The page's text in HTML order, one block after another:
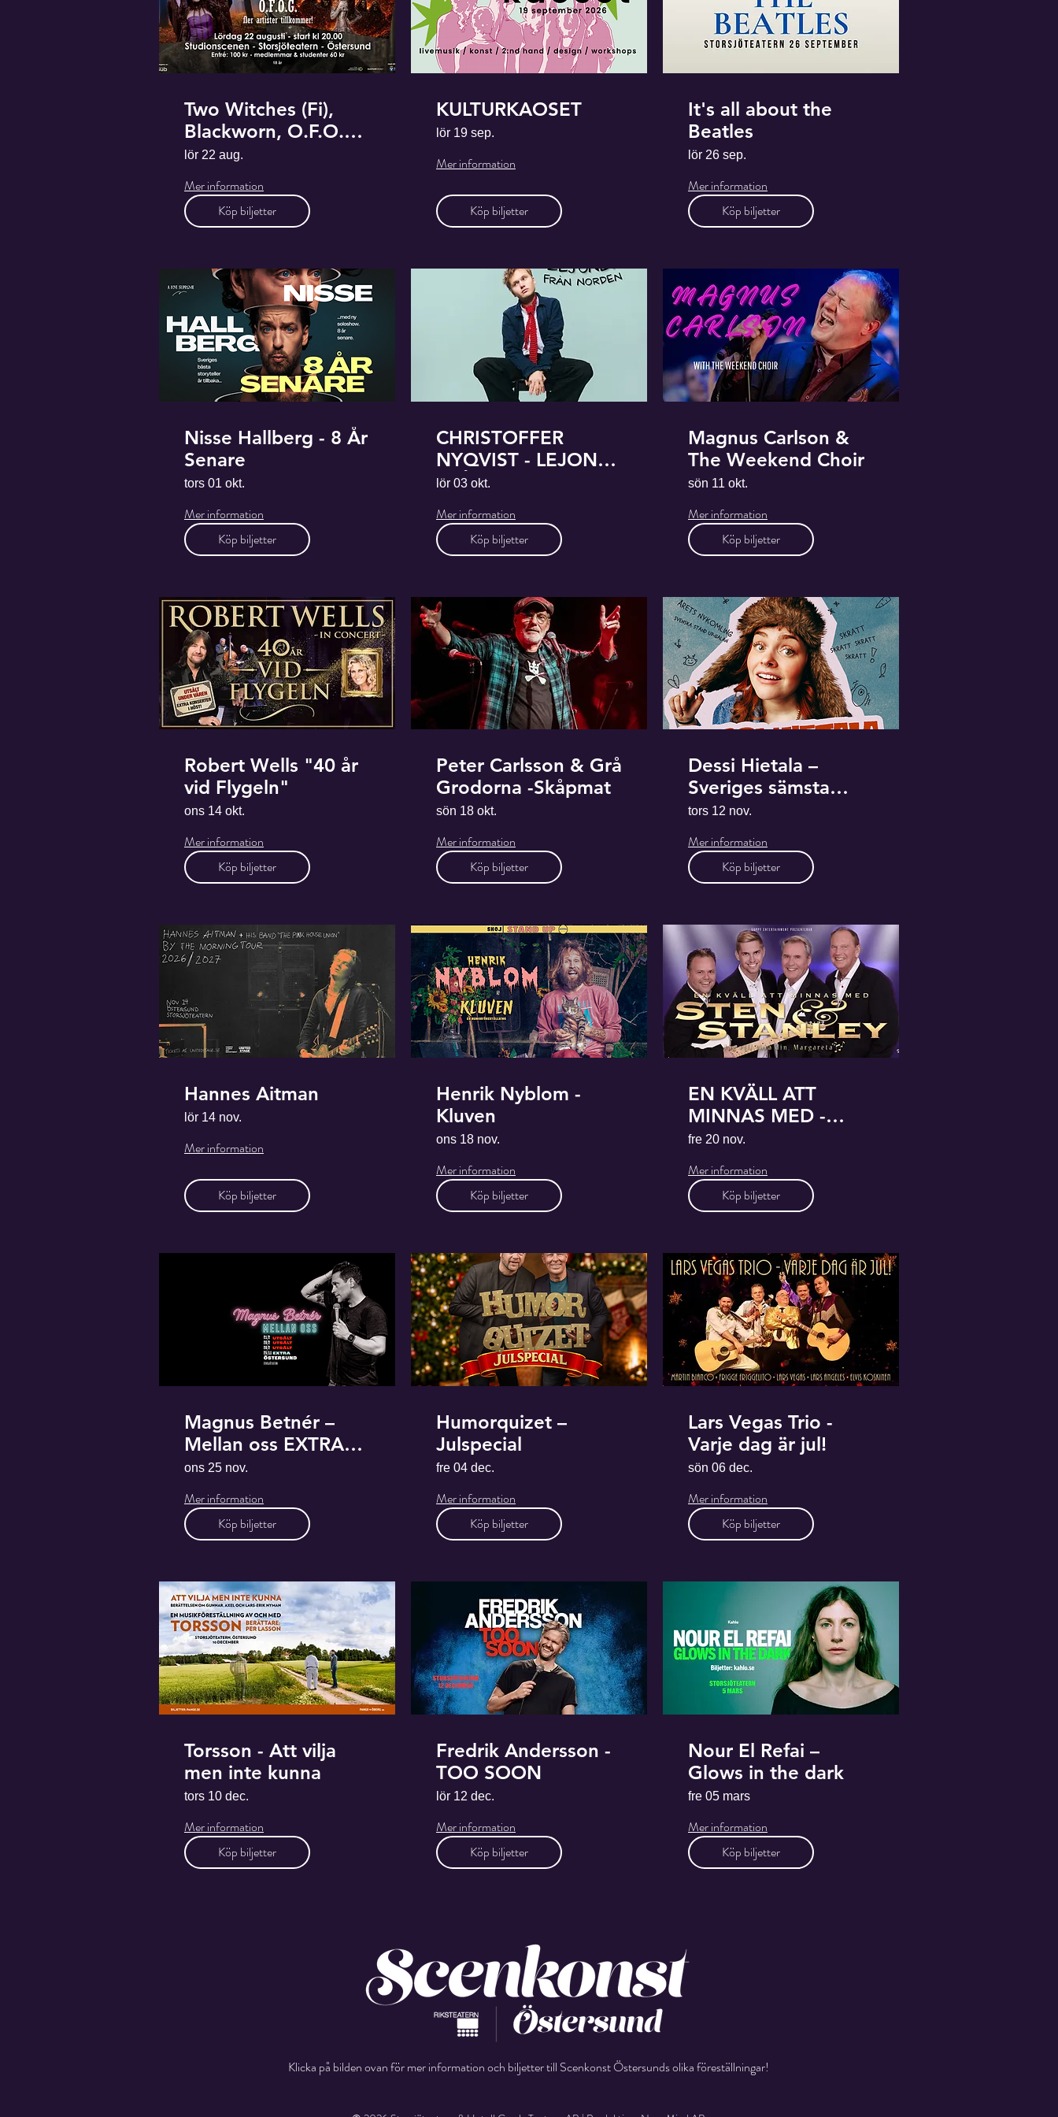
Two Witches (Fi),
Blackworn, O.F.O.G.
- mm
lör 22 aug.
Mer information
Köp biljetter
KULTURKAOSET
lör 19 sep.
Mer information
Köp biljetter
It's all about the
Beatles
lör 26 sep.
Mer information
Köp biljetter
Nisse Hallberg - 8 År
Senare
tors 01 okt.
Mer information
Köp biljetter
CHRISTOFFER
NYQVIST - LEJONET
FRÅN NORDEN
lör 03 okt.
Mer information
Köp biljetter
Magnus Carlson &
The Weekend Choir
sön 11 okt.
Mer information
Köp biljetter
Robert Wells "40 år
vid Flygeln"
ons 14 okt.
Mer information
Köp biljetter
Peter Carlsson & Grå
Grodorna -Skåpmat
sön 18 okt.
Mer information
Köp biljetter
Dessi Hietala –
Sveriges sämsta
norrlänning
tors 12 nov.
Mer information
Köp biljetter
Hannes Aitman
lör 14 nov.
Mer information
Köp biljetter
Henrik Nyblom -
Kluven
ons 18 nov.
Mer information
Köp biljetter
EN KVÄLL ATT
MINNAS MED -
STEN & STANLEY
fre 20 nov.
Mer information
Köp biljetter
Magnus Betnér –
Mellan oss EXTRA
EXTRA EXTRA
ons 25 nov.
Mer information
Köp biljetter
Humorquizet –
Julspecial
fre 04 dec.
Mer information
Köp biljetter
Lars Vegas Trio -
Varje dag är jul!
sön 06 dec.
Mer information
Köp biljetter
Torsson - Att vilja
men inte kunna
tors 10 dec.
Mer information
Köp biljetter
Fredrik Andersson -
TOO SOON
lör 12 dec.
Mer information
Köp biljetter
Nour El Refai –
Glows in the dark
fre 05 mars
Mer information
Köp biljetter
Klicka på bilden ovan för mer information och biljetter till Scenkonst Östersunds olika föreställningar!